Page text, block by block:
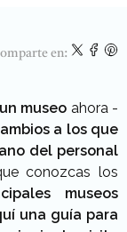
en:
museo ahora -
a los que
del personal
conozcas los
museos
una guía para